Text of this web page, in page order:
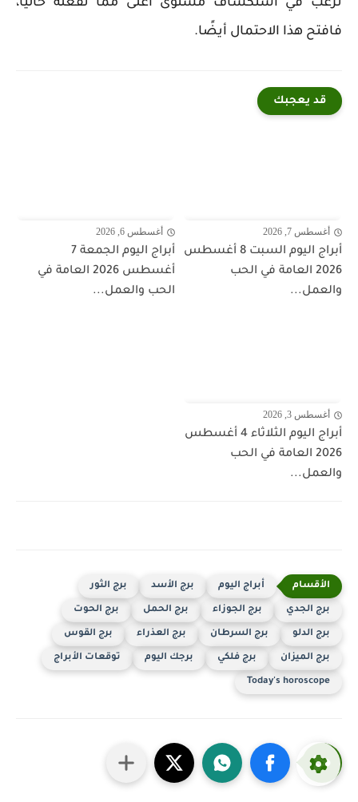
ترغب في استكشاف مستوى أعلى مما تفعله حاليًا،
فافتح هذا الاحتمال أيضًا.
قد يعجبك
أغسطس 7, 2026
أبراج اليوم السبت 8 أغسطس
2026 العامة في الحب
والعمل...
أغسطس 6, 2026
أبراج اليوم الجمعة 7
أغسطس 2026 العامة في
الحب والعمل...
أغسطس 3, 2026
أبراج اليوم الثلاثاء 4 أغسطس
2026 العامة في الحب
والعمل...
أبراج اليوم برج الأسد برج الثور
برج الجدي برج الجوزاء برج الحمل برج الحوت
برج الدلو برج السرطان برج العذراء برج القوس
برج الميزان برج فلكي برجك اليوم توقعات الأبراج
Today's horoscope